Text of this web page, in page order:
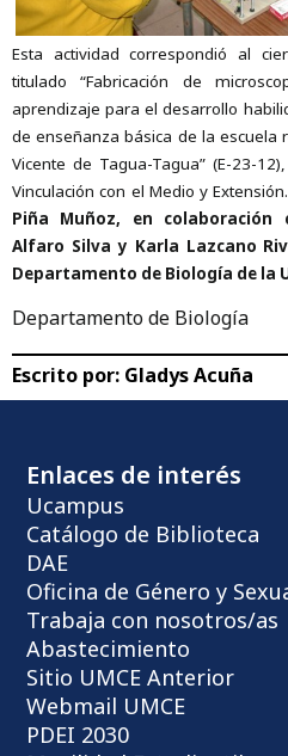
Esta actividad correspondió al
titulado “Fabricación de
aprendizaje para el desarrollo
de enseñanza básica de la escuela
Vicente de Tagua-Tagua” (E-23-
Vinculación con el Medio y
Piña Muñoz, en colaboración
Alfaro Silva y Karla Lazcano
Departamento de Biología de la
Departamento de Biología
Escrito por: Gladys Acuña
Enlaces de interés
Ucampus
Catálogo de Biblioteca
DAE
Oficina de Género y
Trabaja con nosotros/as
Abastecimiento
Sitio UMCE Anterior
Webmail UMCE
PDEI 2030